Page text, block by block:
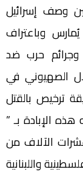
وصف إسرائيل
يُمارس وباعتراف
وجرائم حرب ضد
الصهيوني في
ترخيص بالقتل
الإبادة بـ ”
عشرات الآلاف من
واللبنانية